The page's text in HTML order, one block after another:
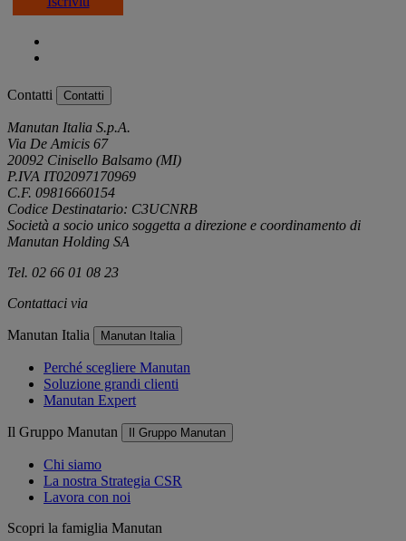
Contatti Contatti
Manutan Italia S.p.A.
Via De Amicis 67
20092 Cinisello Balsamo (MI)
P.IVA IT02097170969
C.F. 09816660154
Codice Destinatario: C3UCNRB
Società a socio unico soggetta a direzione e coordinamento di
Manutan Holding SA
Tel. 02 66 01 08 23
Contattaci via
Manutan Italia Manutan Italia
Perché scegliere Manutan
Soluzione grandi clienti
Manutan Expert
Il Gruppo Manutan Il Gruppo Manutan
Chi siamo
La nostra Strategia CSR
Lavora con noi
Scopri la famiglia Manutan